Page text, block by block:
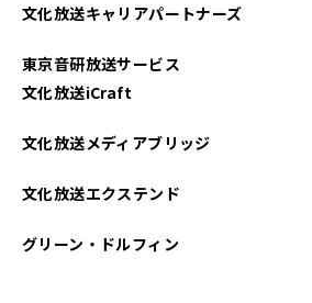
2025年01月
2024年12月
2024年11月
文化放送キャリアパートナーズ
東京音研放送サービス
文化放送iCraft
文化放送メディアブリッジ
文化放送エクステンド
グリーン・ドルフィン